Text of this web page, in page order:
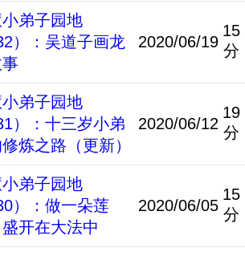
弟子园地
）：吴道子画龙
2020/06/19
15
分
弟子园地
）：十三岁小弟
炼之路（更新）
2020/06/12
19
分
弟子园地
）：做一朵莲
开在大法中
2020/06/05
15
分